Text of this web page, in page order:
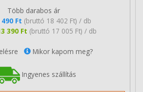
Több darabos ár
490 Ft (bruttó 18 402 Ft) / db
390 Ft (bruttó 17 005 Ft) / db
Mikor kapom meg?
Ingyenes szállítás